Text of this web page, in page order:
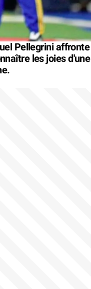
Pellegrini affronte
les joies d'une